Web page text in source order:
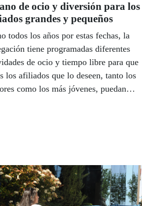
de ocio y diversión para los
grandes y pequeños
todos los años por estas fechas, la
tiene programadas diferentes
de ocio y tiempo libre para que
los afiliados que lo deseen, tanto los
como los más jóvenes, puedan